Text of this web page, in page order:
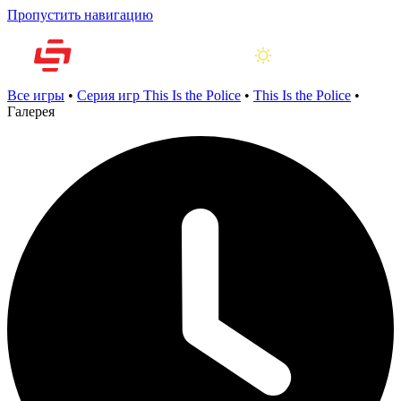
Пропустить навигацию
Все игры • Серия игр This Is the Police • This Is the Police •
Галерея